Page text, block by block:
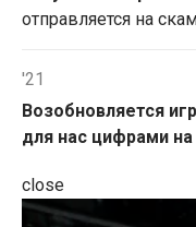
отправляется на
'21
Возобновляется
для нас цифрами на
close